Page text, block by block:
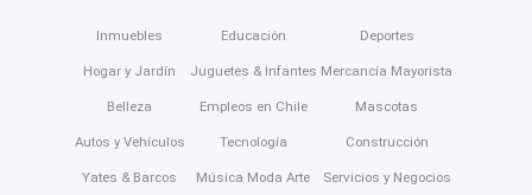
Inmuebles
Hogar y Jardín
Belleza
Autos y Vehículos
Yates & Barcos
Educación
Juguetes & Infantes
Empleos en Chile
Tecnología
Música Moda Arte
Deportes
Mercancía Mayorista
Mascotas
Construcción
Servicios y Negocios